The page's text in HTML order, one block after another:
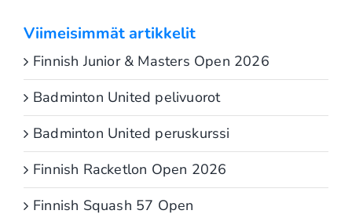
Viimeisimmät artikkelit
Finnish Junior & Masters Open 2026
Badminton United pelivuorot
Badminton United peruskurssi
Finnish Racketlon Open 2026
Finnish Squash 57 Open